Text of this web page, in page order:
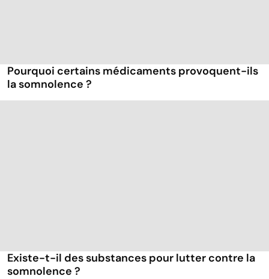
Pourquoi certains médicaments provoquent-ils
la somnolence ?
Existe-t-il des substances pour lutter contre la
somnolence ?